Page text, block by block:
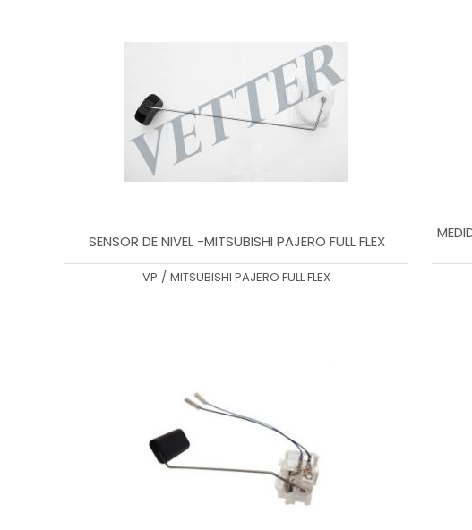
SENSOR DE NIVEL -MITSUBISHI PAJERO FULL FLEX
VP / MITSUBISHI PAJERO FULL FLEX